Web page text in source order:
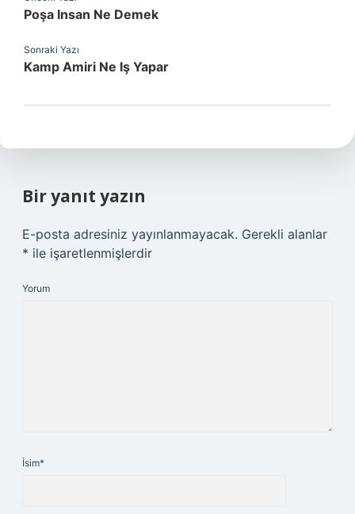
Poşa Insan Ne Demek
Sonraki Yazı
Kamp Amiri Ne Iş Yapar
Bir yanıt yazın
E-posta adresiniz yayınlanmayacak. Gerekli alanlar
* ile işaretlenmişlerdir
Yorum
İsim*